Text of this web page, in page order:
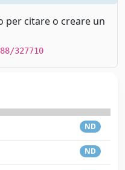
per citare o creare un
327710
ND
ND